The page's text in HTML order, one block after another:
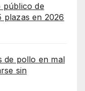
público de
plazas en 2026
de pollo en mal
sin